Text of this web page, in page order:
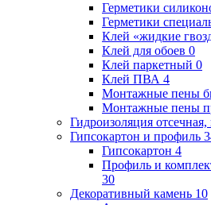
Герметики
Герметики
Клей «жидкие
Клей для обоев 0
Клей паркетный 0
Клей ПВА 4
Монтажные пены
Монтажные пены
Гидроизоляция
Гипсокартон и профиль
Гипсокартон 4
Профиль и
30
Декоративный камень 10